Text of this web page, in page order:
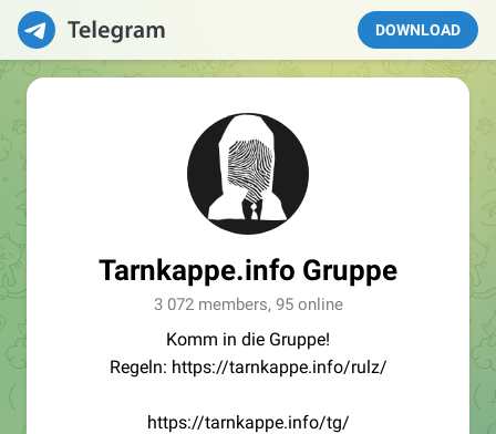
DOWNLOAD
Tarnkappe.info Gruppe
3 072 members, 95 online
Komm in die Gruppe!
Regeln: https://tarnkappe.info/rulz/
https://tarnkappe.info/tg/